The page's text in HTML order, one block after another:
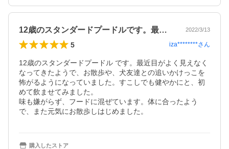
12歳のスタンダードプードルです。最近… 2022/3/13
5 iza********さん
12歳のスタンダードプードル です。最近目がよく見えなく
なってきたようで、お散歩や、犬友達との追いかけっこを
怖がるようになっていました。すこしでも健やかにと、初
めて飲ませてみました。
味も嫌がらず、フードに混ぜています。体に合ったよう
で、また元気にお散歩しはじめました。
購入したストア